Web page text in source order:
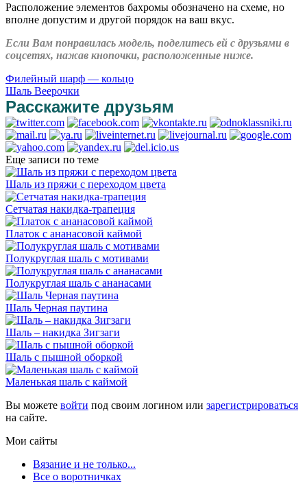
Расположение элементов бахромы обозначено на схеме, но
вполне допустим и другой порядок на ваш вкус.
Если Вам понравилась модель, поделитесь ей с друзьями в
соцсетях, нажав кнопочки, расположенные ниже.
Филейный шарф — кольцо
Шаль Веерочки
Расскажите друзьям
Еще записи по теме
Шаль из пряжи с переходом цвета
Сетчатая накидка-трапеция
Платок с ананасовой каймой
Полукруглая шаль с мотивами
Полукруглая шаль с ананасами
Шаль Черная паутина
Шаль – накидка Зигзаги
Шаль с пышной оборкой
Маленькая шаль с каймой
Вы можете войти под своим логином или зарегистрироваться
на сайте.
Мои сайты
Вязание и не только...
Все о воротничках